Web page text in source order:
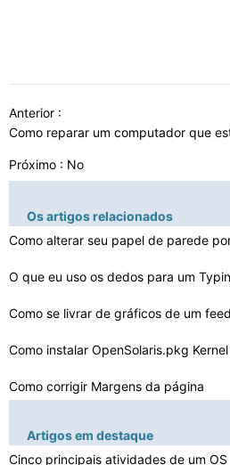
Anterior :
Como reparar um computador que
Próximo : No
Os artigos relacionados
O que eu uso os dedos para um
Como se livrar de gráficos de um
Como instalar OpenSolaris.pkg
Como corrigir Margens da página
Como se livrar do meu CNE
Artigos em destaque
Cinco principais atividades de um OS